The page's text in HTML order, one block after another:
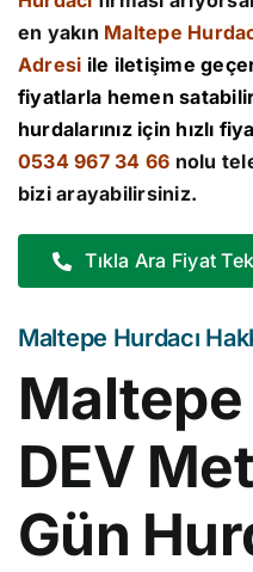
en yakın Maltepe
Adresi ile iletişime
fiyatlarla hemen
hurdalarınız için hızlı
0534 967 34 66 nolu
bizi arayabilirsiniz.
Tıkla Ara Fiyat
Maltepe Hurdacı
Maltepe
DEV
Gün